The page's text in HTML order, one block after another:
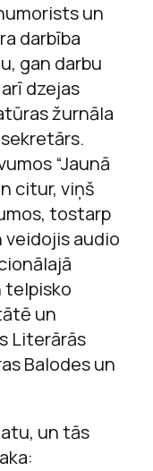
un
darbība
gan darbu
dzejas
žurnāla
“Jaunā
citur, viņš
tostarp
veidojis audio
telpisko
un
Literārās
Balodes un
un tās